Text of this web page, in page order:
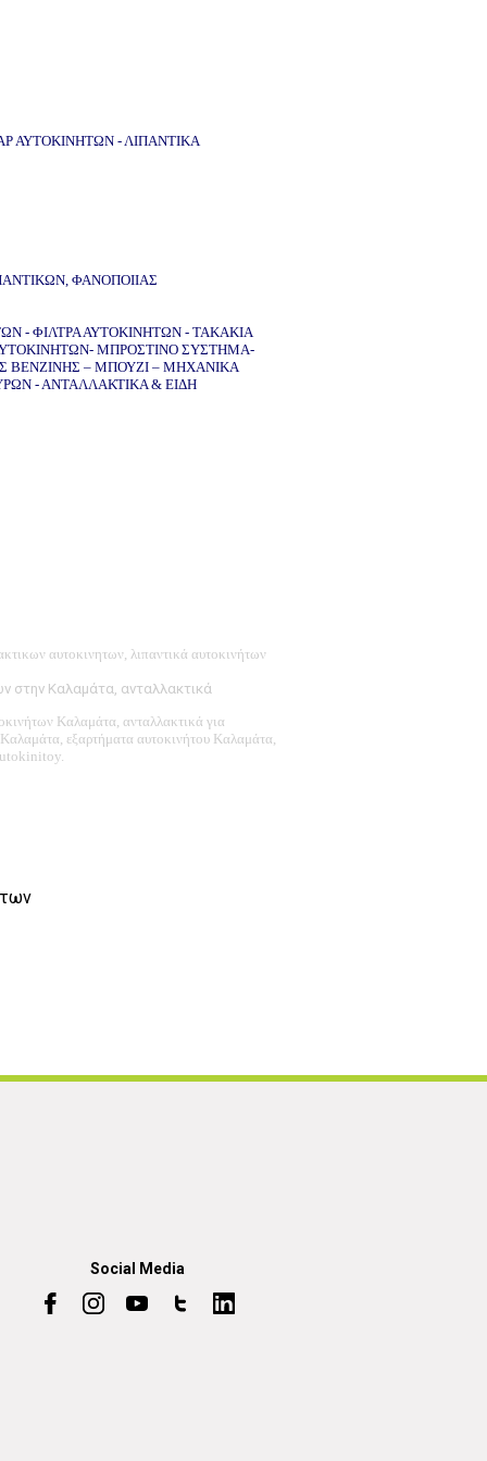
ΑΥΤΟΚΙΝΗΤΩΝ - ΛΙΠΑΝΤΙΚΑ
ΦΑΝΟΠΟΙΙΑΣ
- ΦΙΛΤΡΑ ΑΥΤΟΚΙΝΗΤΩΝ - ΤΑΚΑΚΙΑ
ΜΠΡΟΣΤΙΝΟ ΣΥΣΤΗΜΑ-
ΒΕΝΖΙΝΗΣ – ΜΠΟΥΖΙ – ΜΗΧΑΝΙΚΑ
- ΑΝΤΑΛΛΑΚΤΙΚΑ & ΕΙΔΗ
αυτοκινητων, λιπαντικά αυτοκινήτων
στην Καλαμάτα, ανταλλακτικά
Καλαμάτα, ανταλλακτικά για
Καλαμάτα, εξαρτήματα αυτοκινήτου Καλαμάτα,
Social Media